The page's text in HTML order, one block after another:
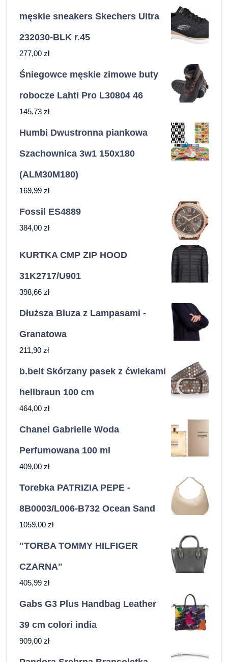
męskie sneakers Skechers Ultra
232030-BLK r.45
277,00 zł
Śniegowce męskie zimowe buty
robocze Lahti Pro L30804 46
145,73 zł
Humbi Dwustronna piankowa
Szachownica 3w1 150x180
(ALM30M180)
169,99 zł
Fossil ES4889
384,00 zł
KURTKA CMP ZIP HOOD
31K2717/U901
398,66 zł
Dłuższa Bluza z Lampasami -
Granatowa
211,90 zł
b.belt Skórzany pasek z ćwiekami
hellbraun 100 cm
464,00 zł
Chanel Gabrielle Woda
Perfumowana 100 ml
409,00 zł
Torebka PATRIZIA PEPE -
8B0003/L006-B732 Ocean Sand
1059,00 zł
"TORBA TOMMY HILFIGER
CZARNA"
405,99 zł
Gabs G3 Plus Handbag Leather
39 cm colori india
909,00 zł